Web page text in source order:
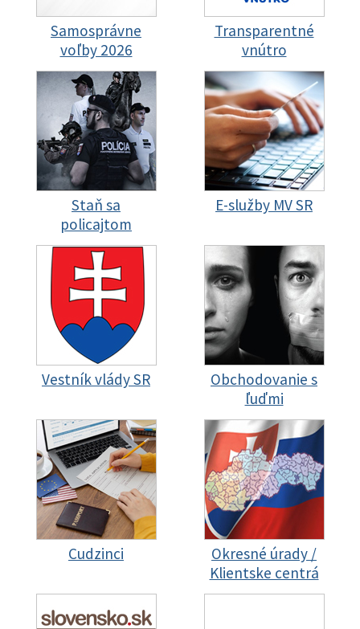
Samosprávne
voľby 2026
Transparentné
vnútro
Staň sa
policajtom
E-služby MV SR
Vestník vlády SR
Obchodovanie s
ľuďmi
Cudzinci
Okresné úrady /
Klientske centrá